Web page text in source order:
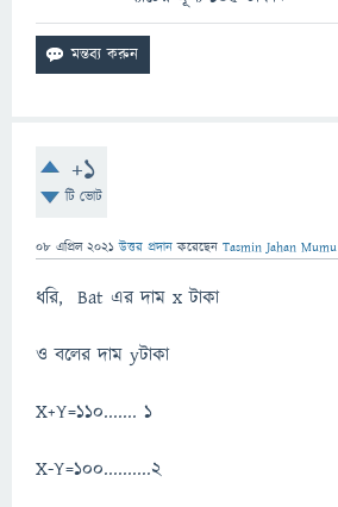
+1
টি ভোট
08 এপ্রিল 2021 উত্তর প্রদান করেছেন Tasmin Jahan Mumu
ধরি, Bat এর দাম x টাকা
ও বলের দাম yটাকা
X+Y=110....... 1
X-Y=100..........2